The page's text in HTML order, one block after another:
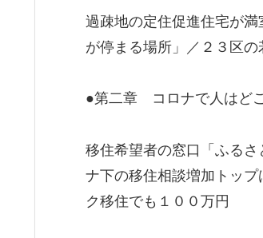
過疎地の定住促進住宅が
が停まる場所」／２３区
●第二章 コロナで人はど
移住希望者の窓口「ふる
ナ下の移住相談増加トッ
ク移住でも１００万円